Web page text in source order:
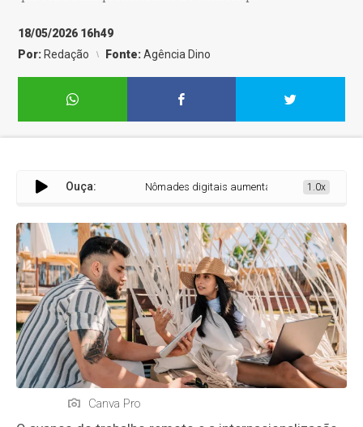
18/05/2026 16h49
Por: Redação Fonte:Agência Dino
Ouça: Nômades digitais aumentam procura por
1.0x
Canva Pro